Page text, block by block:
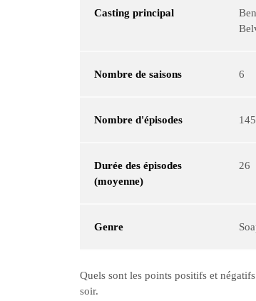
Casting principal
Nombre de saisons 6
Nombre d'épisodes
Durée des épisodes
(moyenne)
26
Genre
Quels sont les points positifs et
soir.